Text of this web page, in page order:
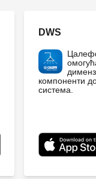
DWS
компоненти
система.